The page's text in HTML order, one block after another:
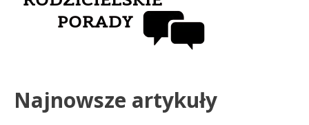
Najnowsze artykuły